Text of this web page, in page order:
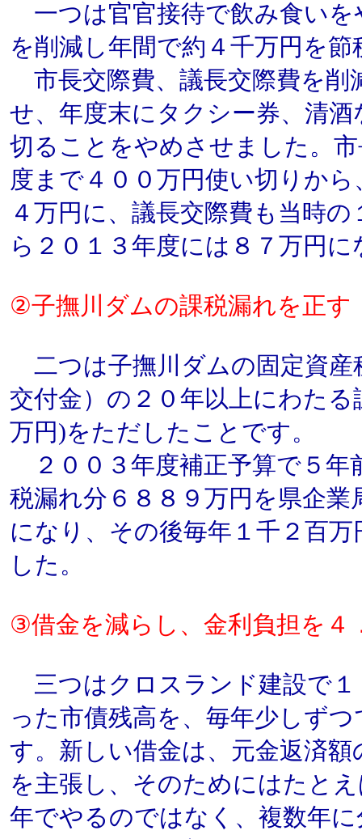
一つは官官接待で飲み食いを
を削減し年間で約４千万円を
市長交際費、議長交際費を削
せ、年度末にタクシー券、清
切ることをやめさせました。
度まで４００万円使い切りか
４万円に、議長交際費も当時
ら２０１３年度には８７万円
②子撫川ダムの課税漏れを正す
二つは子撫川ダムの固定資産
交付金）の２０年以上にわた
万円)をただしたことです。
２００３年度補正予算で５年
税漏れ分６８８９万円を県企
になり、その後毎年１千２百
した。
③借金を減らし、金利負担を４
三つはクロスランド建設で１
った市債残高を、毎年少しず
す。新しい借金は、元金返済
を主張し、そのためにはたと
年でやるのではなく、複数年